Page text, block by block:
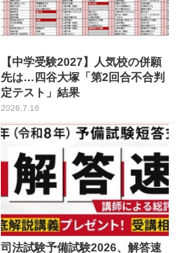
【中学受験2027】人気校の併願
先は…四谷大塚「第2回合不合判
定テスト」結果
2026.7.16
司法試験予備試験2026、解答速